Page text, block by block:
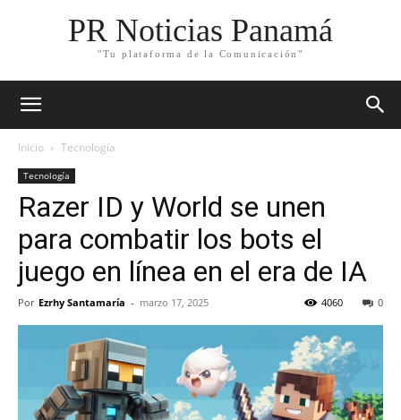
PR Noticias Panamá
"Tu plataforma de la Comunicación"
Inicio Tecnología
Tecnología
Razer ID y World se unen
para combatir los bots el
juego en línea en el era de IA
Por Ezrhy Santamaría - marzo 17, 2025 0
4060